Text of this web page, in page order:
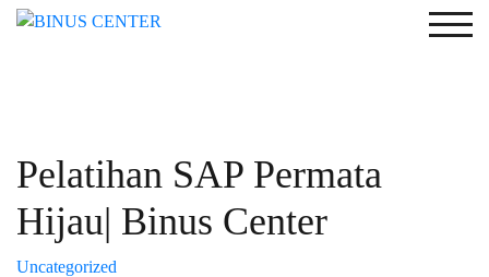
Pelatihan SAP Permata
Hijau| Binus Center
Uncategorized